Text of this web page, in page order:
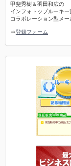
甲斐秀樹＆羽田和広の
インフォトップルーキ
コラボレーション型メー
⇒登録フォーム